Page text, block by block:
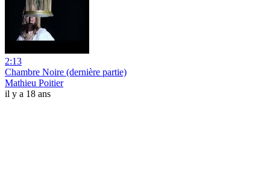
2:13
Chambre Noire (dernière partie)
Mathieu Poitier
il y a 18 ans